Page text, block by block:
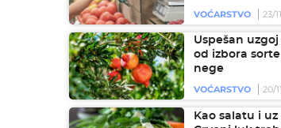
VOĆARSTVO
23/
Uspešan
od izbora
nege
VOĆARSTVO
20/
Kao salatu i